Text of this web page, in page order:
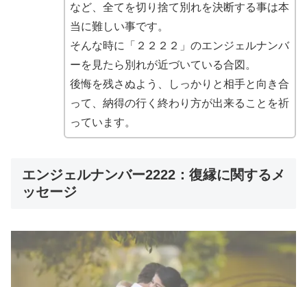
など、全てを切り捨て別れを決断する事は本
当に難しい事です。
そんな時に「２２２２」のエンジェルナンバ
ーを見たら別れが近づいている合図。
後悔を残さぬよう、しっかりと相手と向き合
って、納得の行く終わり方が出来ることを祈
っています。
エンジェルナンバー2222：復縁に関するメ
ッセージ